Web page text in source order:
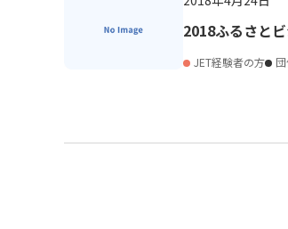
2018ふるさと
JET経験者の方